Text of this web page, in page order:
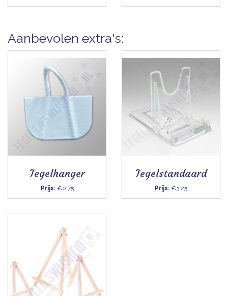
Aanbevolen extra's:
Tegelhanger
Prijs:€0.75
Tegelstandaard
Prijs: €3.25